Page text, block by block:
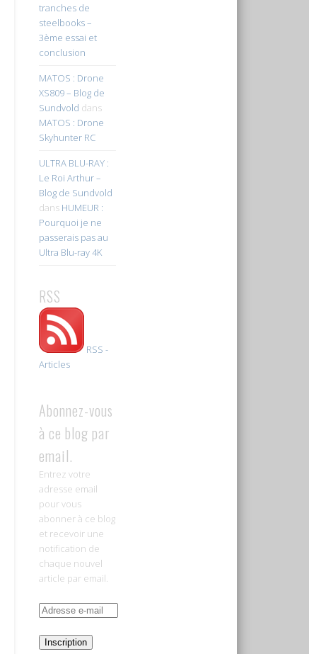
tranches de
steelbooks –
3ème essai et
conclusion
MATOS : Drone
XS809 – Blog de
Sundvold dans
MATOS : Drone
Skyhunter RC
ULTRA BLU-RAY :
Le Roi Arthur –
Blog de Sundvold
dans HUMEUR :
Pourquoi je ne
passerais pas au
Ultra Blu-ray 4K
RSS
RSS -
Articles
Abonnez-vous
à ce blog par
email.
Entrez votre
adresse email
pour vous
abonner à ce blog
et recevoir une
notification de
chaque nouvel
article par email.
Adresse
mailInscription